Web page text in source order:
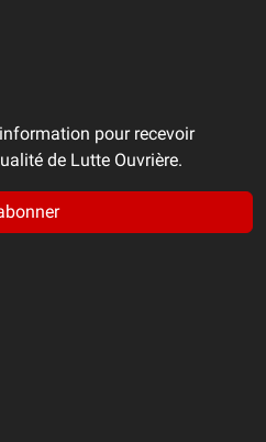
pour recevoir
de Lutte Ouvrière.